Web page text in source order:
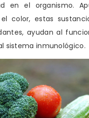
en el organismo.
color, estas
ayudan al
sistema inmunológico.